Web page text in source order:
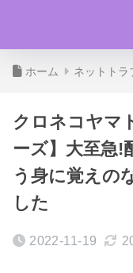
ホーム ネットトラ
クロネコヤマ
ーズ】大至急!
う身に覚えの
した
2022-11-19